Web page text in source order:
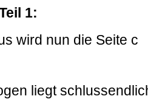
1:
wird nun die Seite c
liegt